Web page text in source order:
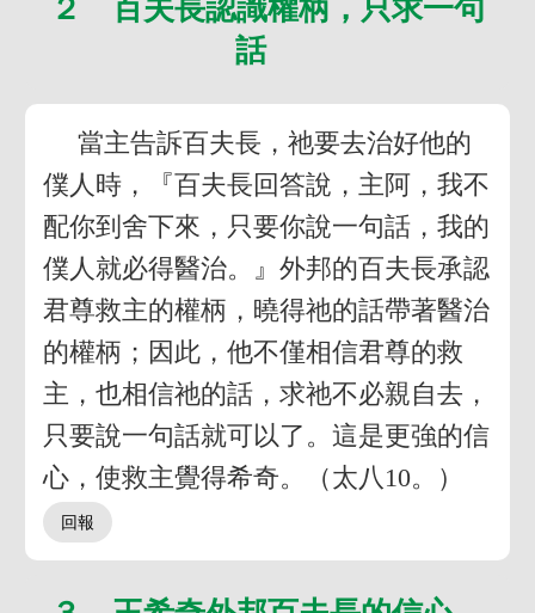
２ 百夫長認識權柄，只求一句
話
當主告訴百夫長，祂要去治好他的
僕人時，『百夫長回答說，主阿，我不
配你到舍下來，只要你說一句話，我的
僕人就必得醫治。』外邦的百夫長承認
君尊救主的權柄，曉得祂的話帶著醫治
的權柄；因此，他不僅相信君尊的救
主，也相信祂的話，求祂不必親自去，
只要說一句話就可以了。這是更強的信
心，使救主覺得希奇。（太八10。）